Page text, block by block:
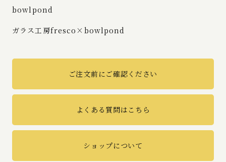
bowlpond
ガラス工房fresco×bowlpond
ご注文前にご確認ください
よくある質問はこちら
ショップについて